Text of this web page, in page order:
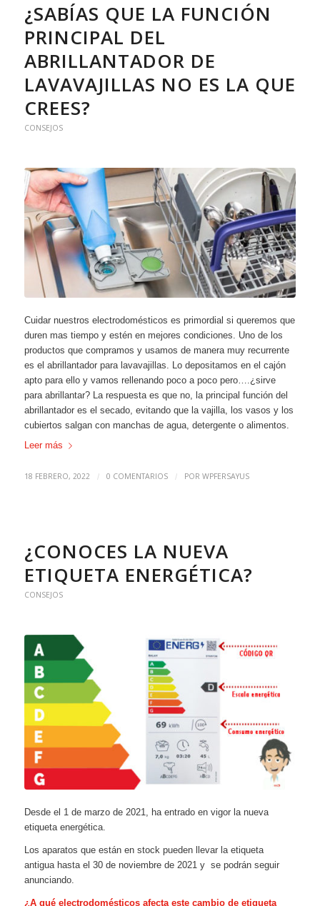
¿SABÍAS QUE LA FUNCIÓN
PRINCIPAL DEL
ABRILLANTADOR DE
LAVAVAJILLAS NO ES LA QUE
CREES?
CONSEJOS
Cuidar nuestros electrodomésticos es primordial si queremos que
duren mas tiempo y estén en mejores condiciones. Uno de los
productos que compramos y usamos de manera muy recurrente
es el abrillantador para lavavajillas. Lo depositamos en el cajón
apto para ello y vamos rellenando poco a poco pero….¿sirve
para abrillantar? La respuesta es que no, la principal función del
abrillantador es el secado, evitando que la vajilla, los vasos y los
cubiertos salgan con manchas de agua, detergente o alimentos.
Leer más
18 FEBRERO, 2022 / 0 COMENTARIOS / POR WPFERSAYUS
¿CONOCES LA NUEVA
ETIQUETA ENERGÉTICA?
CONSEJOS
Desde el 1 de marzo de 2021, ha entrado en vigor la nueva
etiqueta energética.
Los aparatos que están en stock pueden llevar la etiqueta
antigua hasta el 30 de noviembre de 2021 y se podrán seguir
anunciando.
¿A qué electrodomésticos afecta este cambio de etiqueta